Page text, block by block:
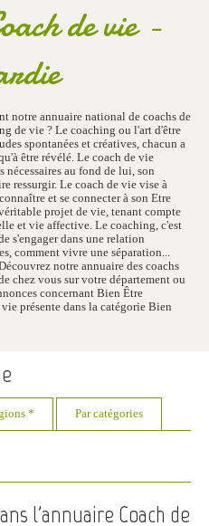
de vie -
notre annuaire national de coachs de
de vie ? Le coaching ou l'art d'être
spontanées et créatives, chacun a
être révélé. Le coach de vie
nécessaires au fond de lui, son
ressurgir. Le coach de vie vise à
et se connecter à son Etre
projet de vie, tenant compte
et vie affective. Le coaching, c'est
s'engager dans une relation
comment vivre une séparation...
notre annuaire des coachs
chez vous sur votre département ou
concernant Bien Être
présente dans la catégorie Bien
* Par catégories
l'annuaire Coach de